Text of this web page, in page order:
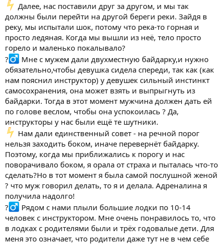
Далее, нас поставили друг за другом, и мы так
должны были перейти на другой береги реки. Зайдя в
реку, мы испытали шок, потому что река-то горная и
просто ледяная. Когда мы вышли из неё, тело просто
горело и маленько покалывало?
?‍
Мне с мужем дали двухместную байдарку,и нужно
обязательно,чтобы девушка сидела спереди, так как (как
нам пояснил инструктор) у девушек сильный инстинкт
самосохранения, она может взять и выпрыгнуть из
байдарки. Тогда в этот момент мужчина должен дать ей
по голове веслом, чтобы она успокоилась ? Да,
инструкторы у нас были ещё те шутники.
Нам дали единственный совет - на речной порог
нельзя заходить боком, иначе перевернёт байдарку.
Поэтому, когда мы приближались к порогу и нас
поворачивало боком, я орала от страха и пыталась что-то
сделать?Но в тот момент я была самой послушной женой
? что муж говорил делать, то я и делала. Адреналина я
получила надолго!
?‍
Рядом с нами плыли большие лодки по 10-14
человек с инструктором. Мне очень понравилось то, что
в лодках с родителями были и трёх годовалые дети. Для
меня это означает, что родители даже тут не в чем себе